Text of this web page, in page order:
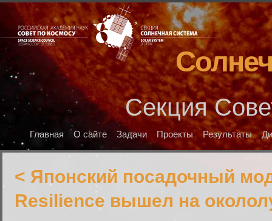
Секция
Главная О сайте Задачи Проекты Результаты
< Японский посадочный
Resilience вышел на